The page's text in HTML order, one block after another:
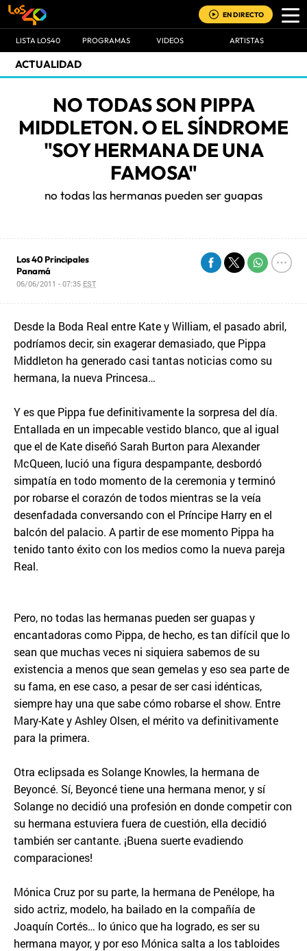
EN DIRECTO
LISTA LOS40 PROGRAMAS VIDEOS ARTISTAS
ACTUALIDAD
NO TODAS SON PIPPA
MIDDLETON. O EL SÍNDROME
"SOY HERMANA DE UNA
FAMOSA"
no todas las hermanas pueden ser guapas
Los 40 Principales
Panamá
06/06/2011 - 07:35 EST
Desde la Boda Real entre Kate y William, el pasado abril,
podríamos decir, sin exagerar demasiado, que Pippa
Middleton ha generado casi tantas noticias como su
hermana, la nueva Princesa…
Y es que Pippa fue definitivamente la sorpresa del día.
Entallada en un impecable vestido blanco, que al igual
que el de Kate diseñó Sarah Burton para Alexander
McQueen, lució una figura despampante, desbordó
simpatía en todo momento de la ceremonia y terminó
por robarse el corazón de todos mientras se la veía
desenfadada conversando con el Príncipe Harry en el
balcón del palacio. A partir de ese momento Pippa ha
tenido tanto éxito con los medios como la nueva pareja
Real.
Pero, no todas las hermanas pueden ser guapas y
encantadoras como Pippa, de hecho, es tan difícil que lo
sean que muchas veces ni siquiera sabemos de su
existencia a menos que sean gemelas y eso sea parte de
su fama, en ese caso, a pesar de ser casi idénticas,
siempre hay una que sabe cómo robarse el show. Entre
Mary-Kate y Ashley Olsen, el mérito va definitivamente
para la primera.
Otra eclipsada es Solange Knowles, la hermana de
Beyoncé. Sí, Beyoncé tiene una hermana menor, y sí
Solange no decidió una profesión en donde competir con
su hermana estuviera fuera de cuestión, ella decidió
también ser cantante. ¡Buena suerte evadiendo
comparaciones!
Mónica Cruz por su parte, la hermana de Penélope, ha
sido actriz, modelo, ha bailado en la compañía de
Joaquín Cortés… lo único que ha logrado, es ser su
hermana mayor, y por eso Mónica salta a los tabloides